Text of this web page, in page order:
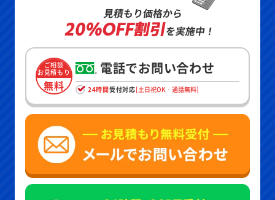
見積もり価格から
20%OFF割引を実施中！
ご相談
お見積もり
無料
電話でお問い合わせ
24時間受付対応[土日祝OK・通話無料]